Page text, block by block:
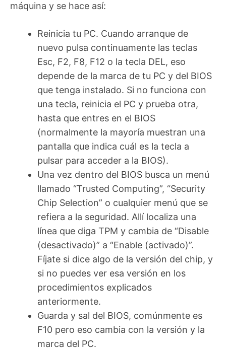
máquina y se hace así:
Reinicia tu PC. Cuando arranque de
nuevo pulsa continuamente las teclas
Esc, F2, F8, F12 o la tecla DEL, eso
depende de la marca de tu PC y del BIOS
que tenga instalado. Si no funciona con
una tecla, reinicia el PC y prueba otra,
hasta que entres en el BIOS
(normalmente la mayoría muestran una
pantalla que indica cuál es la tecla a
pulsar para acceder a la BIOS).
Una vez dentro del BIOS busca un menú
llamado “Trusted Computing”, “Security
Chip Selection” o cualquier menú que se
refiera a la seguridad. Allí localiza una
línea que diga TPM y cambia de “Disable
(desactivado)” a “Enable (activado)”.
Fíjate si dice algo de la versión del chip, y
si no puedes ver esa versión en los
procedimientos explicados
anteriormente.
Guarda y sal del BIOS, comúnmente es
F10 pero eso cambia con la versión y la
marca del PC.